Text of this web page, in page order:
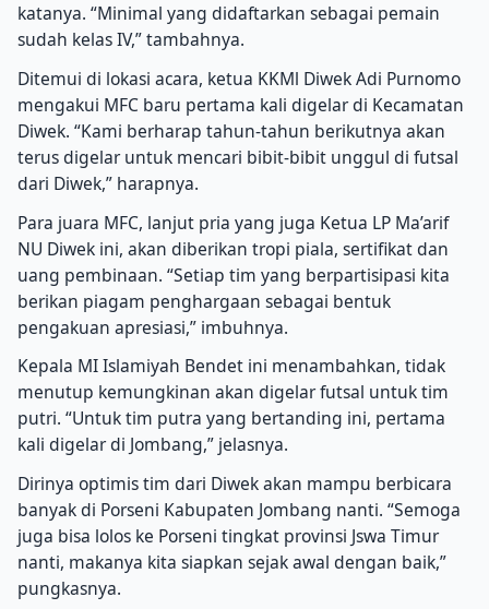
katanya. “Minimal yang didaftarkan sebagai pemain
sudah kelas IV,” tambahnya.
Ditemui di lokasi acara, ketua KKMl Diwek Adi Purnomo
mengakui MFC baru pertama kali digelar di Kecamatan
Diwek. “Kami berharap tahun-tahun berikutnya akan
terus digelar untuk mencari bibit-bibit unggul di futsal
dari Diwek,” harapnya.
Para juara MFC, lanjut pria yang juga Ketua LP Ma’arif
NU Diwek ini, akan diberikan tropi piala, sertifikat dan
uang pembinaan. “Setiap tim yang berpartisipasi kita
berikan piagam penghargaan sebagai bentuk
pengakuan apresiasi,” imbuhnya.
Kepala MI Islamiyah Bendet ini menambahkan, tidak
menutup kemungkinan akan digelar futsal untuk tim
putri. “Untuk tim putra yang bertanding ini, pertama
kali digelar di Jombang,” jelasnya.
Dirinya optimis tim dari Diwek akan mampu berbicara
banyak di Porseni Kabupaten Jombang nanti. “Semoga
juga bisa lolos ke Porseni tingkat provinsi Jswa Timur
nanti, makanya kita siapkan sejak awal dengan baik,”
pungkasnya.